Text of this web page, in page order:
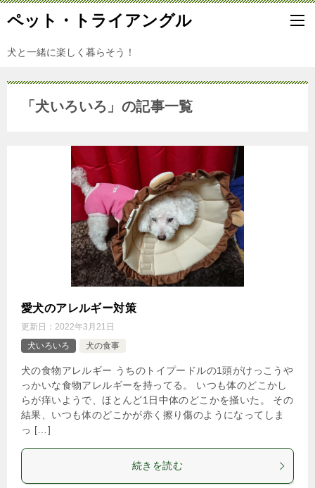
ペット・トライアングル
犬と一緒に楽しく暮らそう！
「犬いろいろ」の記事一覧
愛犬のアレルギー対策
更新日： 2022年3月21日
犬いろいろ
犬の食事
犬の食物アレルギー うちのトイプードルの1頭がけっこうや
っかいな食物アレルギーを持ってる。 いつも体のどこかし
らが痒いようで、ほとんど1日中体のどこかを掻いた。 その
結果、いつも体のどこかが赤く擦り傷のようになってしま
っ […]
続きを読む